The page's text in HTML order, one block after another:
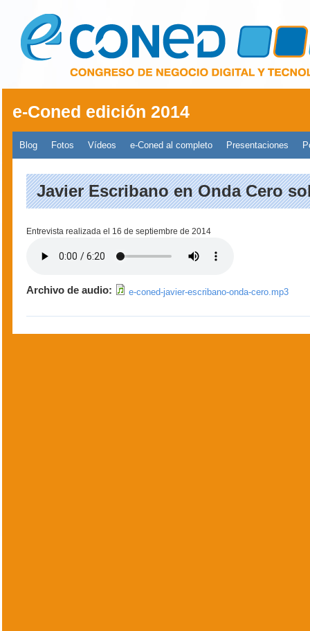
e-Coned edición 2014
Menú principal 2014
Blog Fotos Vídeos e-Coned al completo Presentaciones
Javier Escribano en Onda Cero
Entrevista realizada el 16 de septiembre de 2014
Archivo de audio: e-coned-javier-escribano-onda-cero.mp3